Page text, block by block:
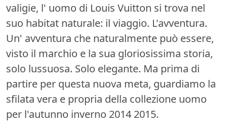
valigie, l' uomo di Louis Vuitton si trova nel
suo habitat naturale: il viaggio. L'avventura.
Un' avventura che naturalmente può essere,
visto il marchio e la sua gloriosissima storia,
solo lussuosa. Solo elegante. Ma prima di
partire per questa nuova meta, guardiamo la
sfilata vera e propria della collezione uomo
per l'autunno inverno 2014 2015.